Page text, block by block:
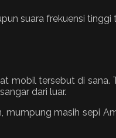
suara frekuensi tinggi
mobil tersebut di sana.
dari luar.
masih sepi